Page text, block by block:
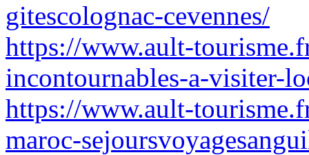
gitescolognac-cevennes/
https://www.ault-
incontournables-a-visiter-
https://www.ault-
maroc-